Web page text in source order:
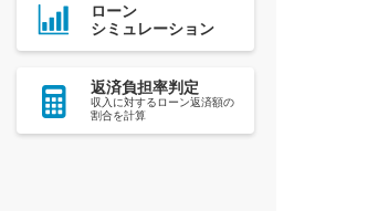
ローン
シミュレーション
返済負担率判定
収入に対するローン返済額の
割合を計算